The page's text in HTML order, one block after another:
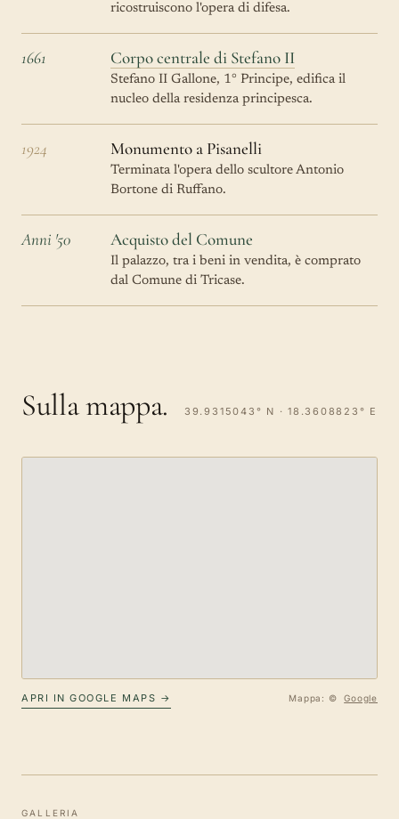
ricostruiscono l'opera di difesa.
1661 Corpo centrale di Stefano II
Stefano II Gallone, 1° Principe, edifica il
nucleo della residenza principesca.
1924 Monumento a Pisanelli
Terminata l'opera dello scultore Antonio
Bortone di Ruffano.
Anni '50 Acquisto del Comune
Il palazzo, tra i beni in vendita, è comprato
dal Comune di Tricase.
Sulla mappa. 39.9315043° N · 18.3608823° E
APRI IN GOOGLE MAPS → Mappa: ©Google
GALLERIA